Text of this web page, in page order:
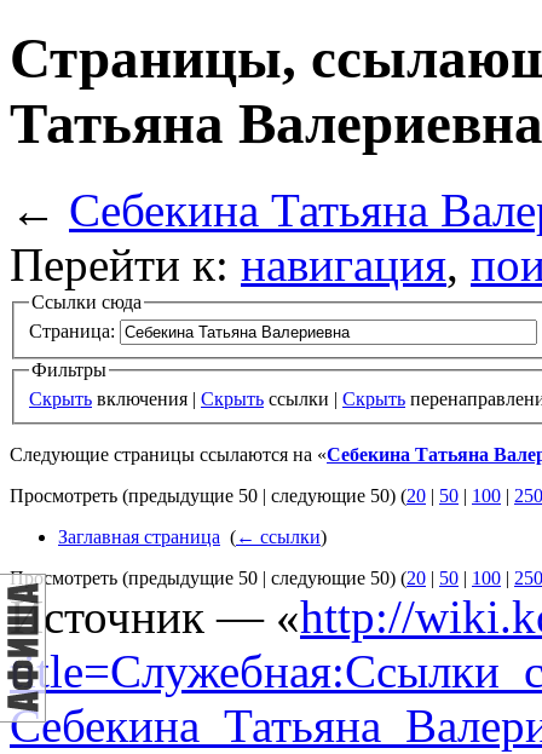
Страницы,
Татьяна
← Себекина Татьяна
Перейти к: навигация,
Ссылки сюда
Страница:
Фильтры
Скрыть включения | Скрыть ссылки | Скрыть
Следующие страницы ссылаются на «Себекина Татьяна
Просмотреть (предыдущие 50 | следующие 50) (20 | 50 | 100 | 250
Заглавная страница (← ссылки)
Просмотреть (предыдущие 50 | следующие 50) (20 | 50 | 100 | 250
Источник — «http://